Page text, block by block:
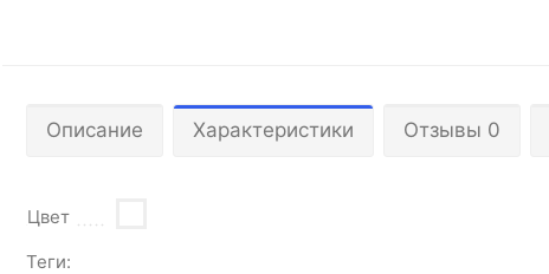
Описание Характеристики Отзывы 0
Цвет
Теги: